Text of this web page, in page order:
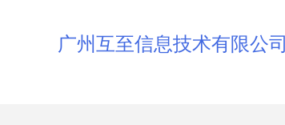
广州互至信息技术有限公司